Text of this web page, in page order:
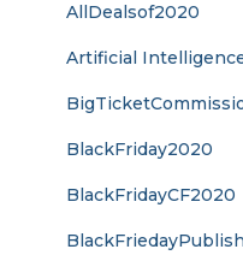
AllDealsof2020
Artificial
BlackFriday2020
BlackFridayCF2020